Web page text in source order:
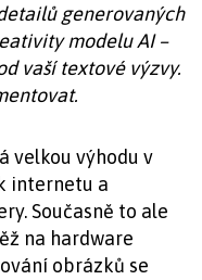
generovaných
modelu AI –
vaší textové výzvy.
velkou výhodu v
internetu a
Současně to ale
na hardware
obrázků se